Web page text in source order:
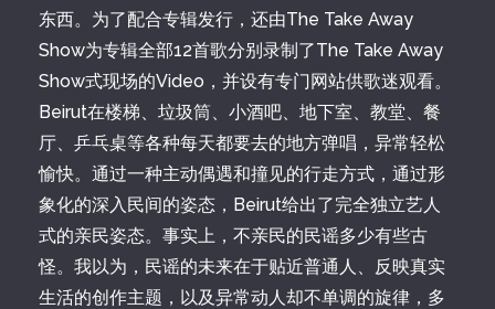
东西。为了配合专辑发行，还由The Take Away
Show为专辑全部12首歌分别录制了The Take Away
Show式现场的Video，并设有专门网站供歌迷观看。
Beirut在楼梯、垃圾筒、小酒吧、地下室、教堂、餐
厅、乒乓桌等各种每天都要去的地方弹唱，异常轻松
愉快。通过一种主动偶遇和撞见的行走方式，通过形
象化的深入民间的姿态，Beirut给出了完全独立艺人
式的亲民姿态。事实上，不亲民的民谣多少有些古
怪。我以为，民谣的未来在于贴近普通人、反映真实
生活的创作主题，以及异常动人却不单调的旋律，多